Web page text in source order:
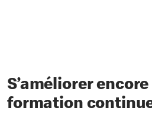
S’améliorer
formation